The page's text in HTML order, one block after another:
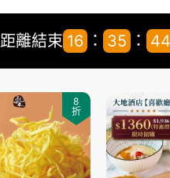
距離結束 16 ： 35 ： 42
8
折